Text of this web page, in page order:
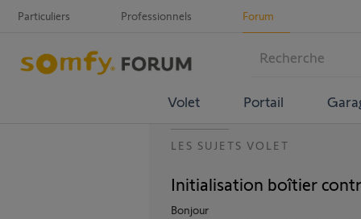
Particuliers Professionnels Forum
Volet Portail
LES SUJETS VOLET
Initialisation boîtier
Bonjour